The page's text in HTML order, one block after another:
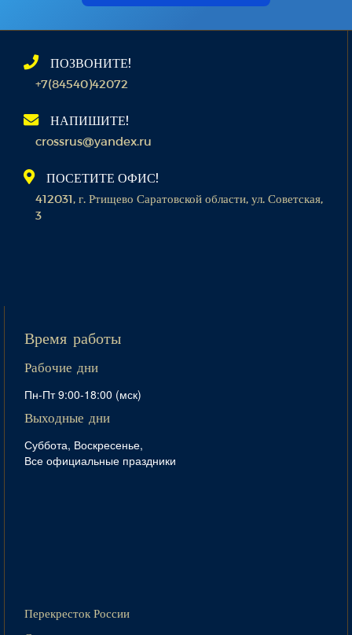
ПОЗВОНИТЕ!
+7(84540)42072
НАПИШИТЕ!
crossrus@yandex.ru
ПОСЕТИТЕ ОФИС!
412031, г. Ртищево Саратовской области, ул. Советская,
3
Время работы
Рабочие дни
Пн-Пт 9:00-18:00 (мск)
Выходные дни
Суббота, Воскресенье,
Все официальные праздники
Перекресток России